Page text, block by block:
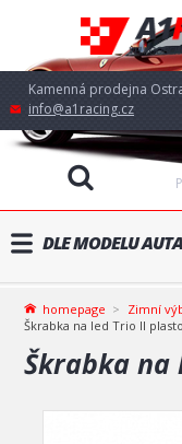
Kamenná prodejna
info@a1racing.cz
DLE MODELU AUTA
homepage Zimní
Škrabka na led Trio II
Škrabka na